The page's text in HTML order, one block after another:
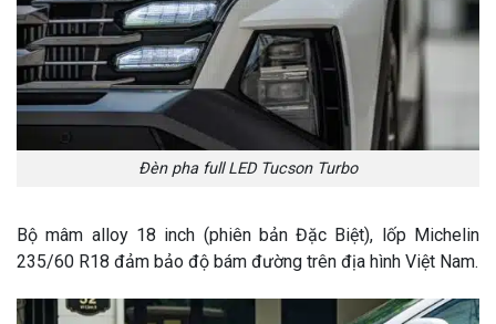
Đèn pha full LED Tucson Turbo
Bộ mâm alloy 18 inch (phiên bản Đặc Biệt), lốp Michelin
235/60 R18 đảm bảo độ bám đường trên địa hình Việt Nam.